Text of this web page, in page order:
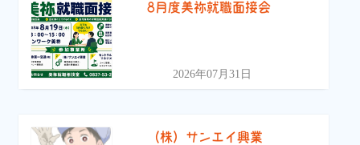
8月度美祢就職面接会
2026年07月31日
（株）サンエイ興業